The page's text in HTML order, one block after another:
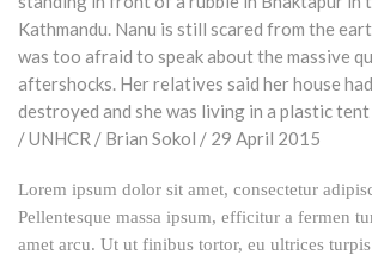
Lorem ipsum dolor sit amet, consectetur
Pellentesque massa ipsum, efficitur a fermen
amet arcu. Ut ut finibus tortor, eu ultrices